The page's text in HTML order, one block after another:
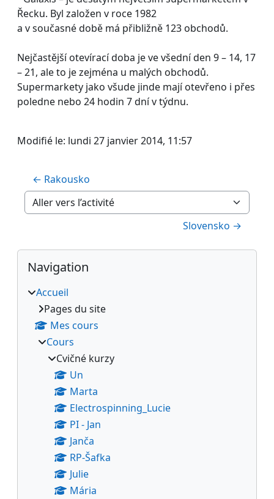
Řecku. Byl založen v roce 1982
a v současné době má přibližně 123 obchodů.
Nejčastější otevírací doba je ve všední den 9 – 14, 17
– 21, ale to je zejména u malých obchodů.
Supermarkety jako všude jinde mají otevřeno i přes
poledne nebo 24 hodin 7 dní v týdnu.
Modifié le: lundi 27 janvier 2014, 11:57
← Rakousko
Aller vers l’activité
Slovensko →
Blocs
Passer Navigation
Navigation
Accueil
Pages du site
Mes cours
Cours
Cvičné kurzy
Un
Marta
Electrospinning_Lucie
PI - Jan
Janča
RP-Šafka
Julie
Mária